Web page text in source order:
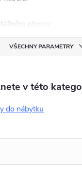
otvoru :
VŠECHNY PARAMETRY
v této
do nábytku